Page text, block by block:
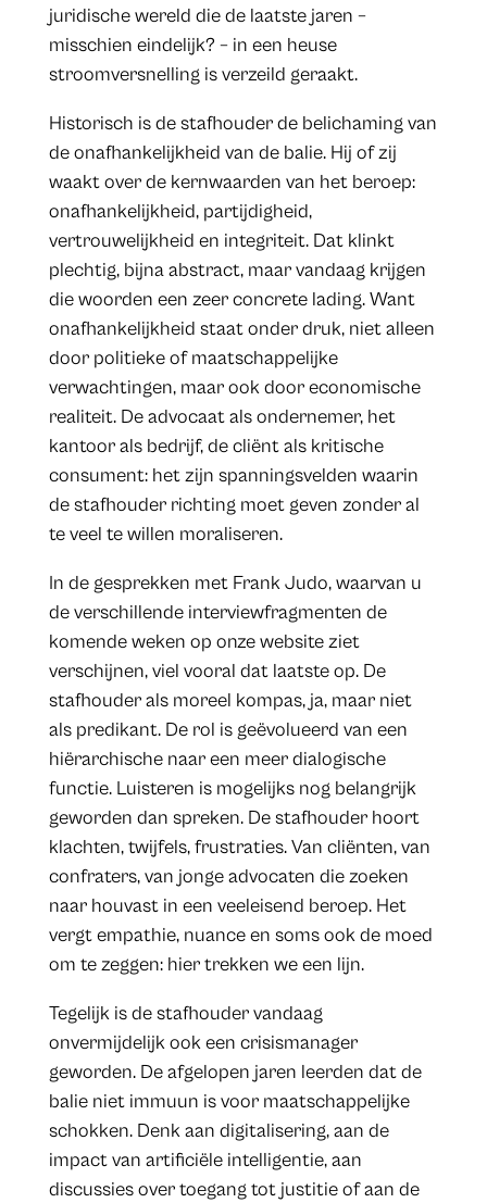
juridische wereld die de laatste jaren –
misschien eindelijk? – in een heuse
stroomversnelling is verzeild geraakt.
Historisch is de stafhouder de belichaming van
de onafhankelijkheid van de balie. Hij of zij
waakt over de kernwaarden van het beroep:
onafhankelijkheid, partijdigheid,
vertrouwelijkheid en integriteit. Dat klinkt
plechtig, bijna abstract, maar vandaag krijgen
die woorden een zeer concrete lading. Want
onafhankelijkheid staat onder druk, niet alleen
door politieke of maatschappelijke
verwachtingen, maar ook door economische
realiteit. De advocaat als ondernemer, het
kantoor als bedrijf, de cliënt als kritische
consument: het zijn spanningsvelden waarin
de stafhouder richting moet geven zonder al
te veel te willen moraliseren.
In de gesprekken met Frank Judo, waarvan u
de verschillende interviewfragmenten de
komende weken op onze website ziet
verschijnen, viel vooral dat laatste op. De
stafhouder als moreel kompas, ja, maar niet
als predikant. De rol is geëvolueerd van een
hiërarchische naar een meer dialogische
functie. Luisteren is mogelijks nog belangrijk
geworden dan spreken. De stafhouder hoort
klachten, twijfels, frustraties. Van cliënten, van
confraters, van jonge advocaten die zoeken
naar houvast in een veeleisend beroep. Het
vergt empathie, nuance en soms ook de moed
om te zeggen: hier trekken we een lijn.
Tegelijk is de stafhouder vandaag
onvermijdelijk ook een crisismanager
geworden. De afgelopen jaren leerden dat de
balie niet immuun is voor maatschappelijke
schokken. Denk aan digitalisering, aan de
impact van artificiële intelligentie, aan
discussies over toegang tot justitie of aan de